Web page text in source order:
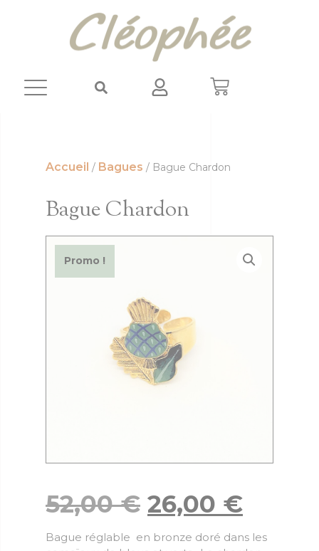
Accueil / Bagues / Bague Chardon
Bague Chardon
Promo !
52,00€ 26,00 €
Bague réglable en bronze doré dans les